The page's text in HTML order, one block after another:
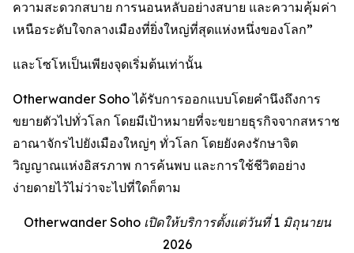
ความสะดวกสบาย การนอนหลับอย่างสบาย และความคุ้มค่า
เหนือระดับใจกลางเมืองที่ยิ่งใหญ่ที่สุดแห่งหนึ่งของโลก”
และโซโหเป็นเพียงจุดเริ่มต้นเท่านั้น
Otherwander Soho ได้รับการออกแบบโดยคำนึงถึงการ
ขยายตัวไปทั่วโลก โดยมีเป้าหมายที่จะขยายธุรกิจจากสหราช
อาณาจักรไปยังเมืองใหญ่ๆ ทั่วโลก โดยยังคงรักษาจิต
วิญญาณแห่งอิสรภาพ การค้นพบ และการใช้ชีวิตอย่าง
ง่ายดายไว้ไม่ว่าจะไปที่ใดก็ตาม
Otherwander Soho เปิดให้บริการตั้งแต่วันที่ 1 มิถุนายน
2026